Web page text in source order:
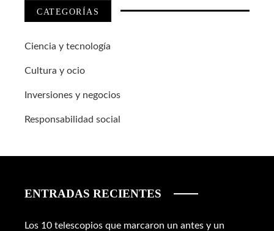
CATEGORÍAS
Ciencia y tecnología
Cultura y ocio
Inversiones y negocios
Responsabilidad social
ENTRADAS RECIENTES
Los 10 telescopios que marcaron un antes y un